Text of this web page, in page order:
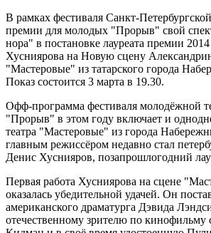
В рамках фестиваля Санкт-
премии для молодых "Прорыв" свой
нора" в постановке лауреата премии
Хусниярова на Новую сцену
"Мастеровые" из татарского города
Показ состоится 3 марта в 19.30.
Офф-программа фестиваля молодёжной
"Прорыв" в этом году включает и
театра "Мастеровые" из города
главным режиссёром недавно стал
Денис Хуснияров, позапрошлогодний
Первая работа Хусниярова на сцене
оказалась убедительной удачей. Он
американского драматурга Дэвида
отечественному зрителю по кинофильму